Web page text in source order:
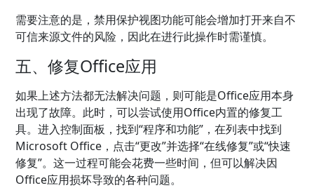
需要注意的是，禁用保护视图功能可能会增加打开来自不
可信来源文件的风险，因此在进行此操作时需谨慎。
五、修复Office应用
如果上述方法都无法解决问题，则可能是Office应用本身
出现了故障。此时，可以尝试使用Office内置的修复工
具。进入控制面板，找到“程序和功能”，在列表中找到
Microsoft Office，点击“更改”并选择“在线修复”或“快速
修复”。这一过程可能会花费一些时间，但可以解决因
Office应用损坏导致的各种问题。